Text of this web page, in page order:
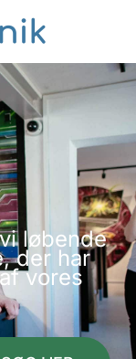
løbende
der har
vores